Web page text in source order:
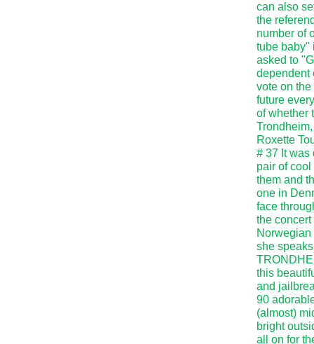
can also
the
number of
tube baby"
asked to
dependent
vote on
future
of whether
Roxette
# 37 It was
pair of
them and
one in
face
the
she
this
and
90
(almost)
bright
all on for